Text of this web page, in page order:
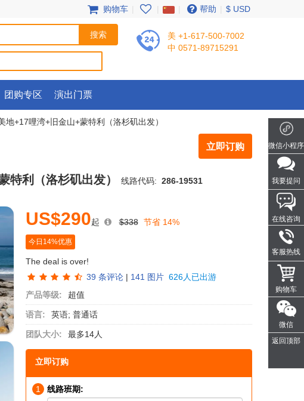
购物车 帮助 $ USD
美 +1-617-500-7002
中 0571-89715291
团购专区 演出门票
+17哩湾+旧金山+蒙特利（洛杉矶出发）
立即订购
特利（洛杉矶出发） 线路代码: 286-19531
US$290起 $338 节省 14%
今日14%优惠
The deal is over!
39 条评论 | 141 图片 626人已出游
产品等级:
超值
语言: 英语; 普通话
团队大小: 最多14人
立即订购
1
线路班期:
微信小程序
我要提问
在线咨询
客服热线
购物车
微信
返回顶部